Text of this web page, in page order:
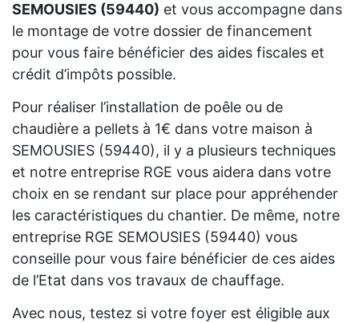
SEMOUSIES (59440) et vous accompagne dans
le montage de votre dossier de financement
pour vous faire bénéficier des aides fiscales et
crédit d’impôts possible.
Pour réaliser l’installation de poêle ou de
chaudière a pellets à 1€ dans votre maison à
SEMOUSIES (59440), il y a plusieurs techniques
et notre entreprise RGE vous aidera dans votre
choix en se rendant sur place pour appréhender
les caractéristiques du chantier. De même, notre
entreprise RGE SEMOUSIES (59440) vous
conseille pour vous faire bénéficier de ces aides
de l’Etat dans vos travaux de chauffage.
Avec nous, testez si votre foyer est éligible aux